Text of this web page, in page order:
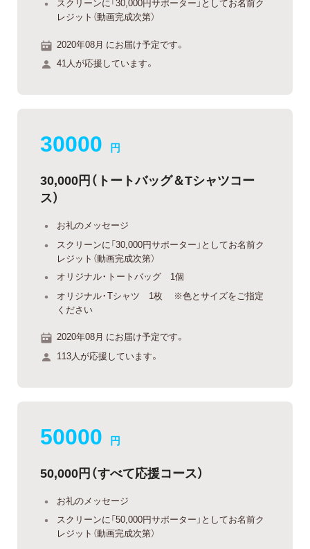
レジット（動画完成次第）
2020年08月 にお届け予定です。
41人が応援しています。
30000 円
30,000円（トートバッグ＆Tシャツコー
ス）
お礼のメッセージ
スクリーンに「30,000円サポーター」としてお名前ク
レジット（動画完成次第）
オリジナル・トートバッグ 1個
オリジナル・Tシャツ 1枚 ※色とサイズをご指定
ください
2020年08月 にお届け予定です。
113人が応援しています。
50000 円
50,000円（すべて応援コース）
お礼のメッセージ
スクリーンに「50,000円サポーター」としてお名前ク
レジット（動画完成次第）